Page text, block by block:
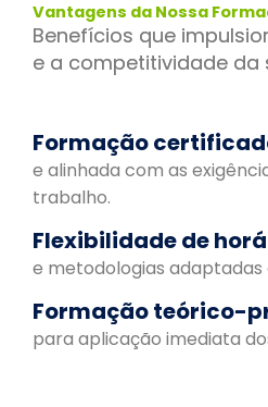
Vantagens da Nossa
Benefícios que
e a competitividade da
Formação
e alinhada com as
trabalho.
Flexibilidade de
e metodologias adaptadas
Formação teórico-
para aplicação imediata